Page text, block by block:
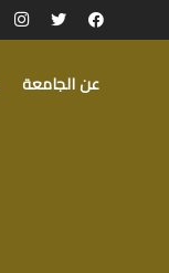
عن الجامعة